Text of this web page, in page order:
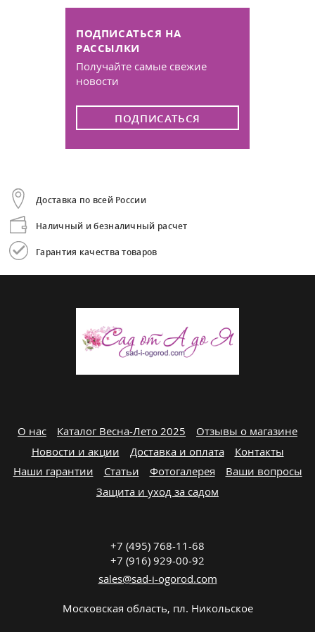
ПОДПИСАТЬСЯ НА
РАССЫЛКИ
Получайте самые свежие
новости
ПОДПИСАТЬСЯ
Доставка по всей России
Наличный и безналичный расчет
Гарантия качества товаров
О нас Каталог Весна-Лето 2025
Отзывы о магазине
Новости и акции
Доставка и оплата
Контакты
Наши гарантии
Статьи Фотогалерея
Ваши вопросы
Защита и уход за садом
+7 (495) 768-11-68
+7 (916) 929-00-92
sales@sad-i-ogorod.com
Московская область, пл. Никольcкое